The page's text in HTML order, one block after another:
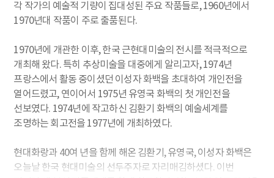
각 작가의 예술적 기량이 집대성된 주요 작품들로, 1960년에서
1970년대 작품이 주로 출품된다.
1970년에 개관한 이후, 한국 근현대미술의 전시를 적극적으로
개최해 왔다. 특히 추상미술을 대중에게 알리고자, 1974년
프랑스에서 활동 중이셨던 이성자 화백을 초대하여 개인전을
열어드렸고, 연이어서 1975년 유영국 화백의 첫 개인전을
선보였다. 1974년에 작고하신 김환기 화백의 예술세계를
조명하는 회고전을 1977년에 개최하였다.
현대화랑과 40여 년을 함께 해온 김환기, 유영국, 이성자 화백은
오늘날 한국 현대미술의 선두주자로 자리매김하셨다. 이번